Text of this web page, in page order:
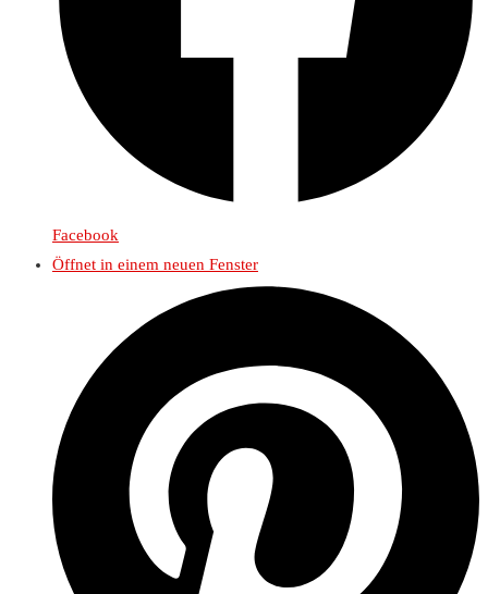
Facebook
Öffnet in einem neuen Fenster